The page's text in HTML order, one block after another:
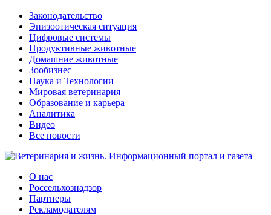
Законодательство
Эпизоотическая ситуация
Цифровые системы
Продуктивные животные
Домашние животные
Зообизнес
Наука и Технологии
Мировая ветеринария
Образование и карьера
Аналитика
Видео
Все новости
О нас
Россельхознадзор
Партнеры
Рекламодателям